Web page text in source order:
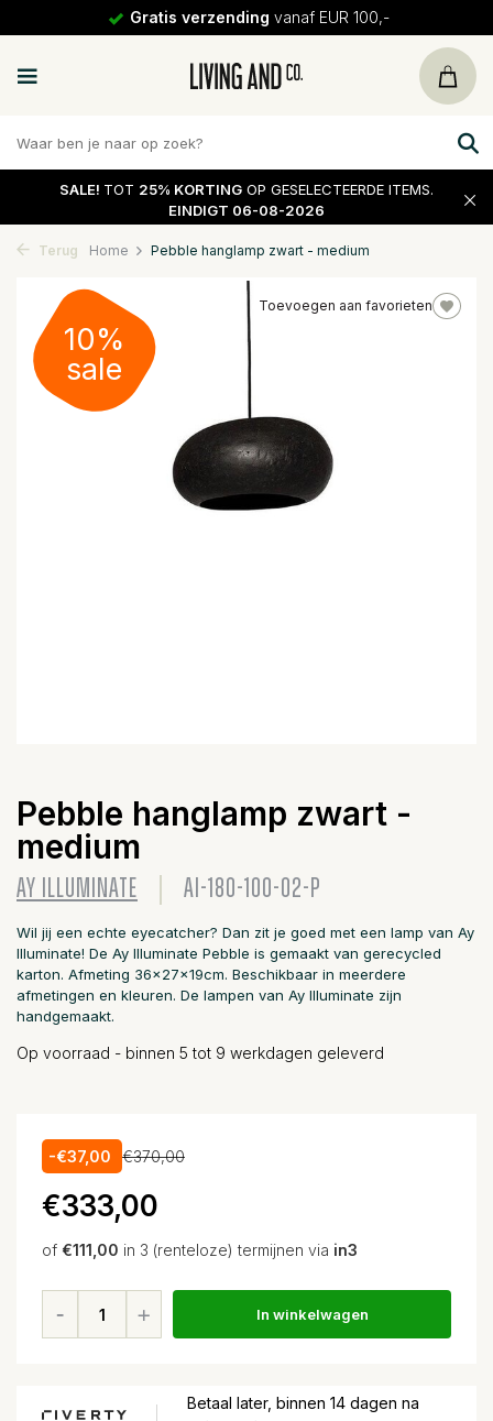
Gratis verzending vanaf EUR 100,-
SALE! TOT 25% KORTING OP GESELECTEERDE ITEMS.
EINDIGT 06-08-2026
Terug Home Pebble hanglamp zwart - medium
Toevoegen aan favorieten
10%
sale
Pebble hanglamp zwart -
medium
AY ILLUMINATE AI-180-100-02-P
Wil jij een echte eyecatcher? Dan zit je goed met een lamp van Ay
Illuminate! De Ay Illuminate Pebble is gemaakt van gerecycled
karton. Afmeting 36x27x19cm. Beschikbaar in meerdere
afmetingen en kleuren. De lampen van Ay Illuminate zijn
handgemaakt.
Op voorraad - binnen 5 tot 9 werkdagen geleverd
-€37,00 €370,00
€333,00
of €111,00 in 3 (renteloze) termijnen via in3
In winkelwagen
Betaal later, binnen 14 dagen na